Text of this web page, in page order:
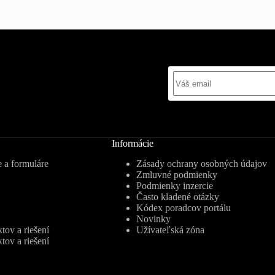
a formuláre
a riešení
a riešení
Informácie
Zásady ochrany osobných údajov
Zmluvné podmienky
Podmienky inzercie
Často kladené otázky
Kódex poradcov portálu
Novinky
Užívateľská zóna